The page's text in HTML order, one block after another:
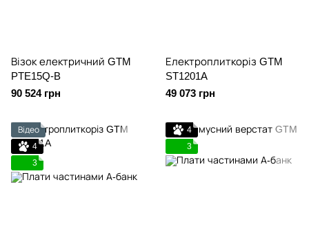
Візок електричний GTM
PTE15Q-B
90 524 грн
Електроплиткоріз GTM
ST1201A
49 073 грн
Відео
4
3
4
3